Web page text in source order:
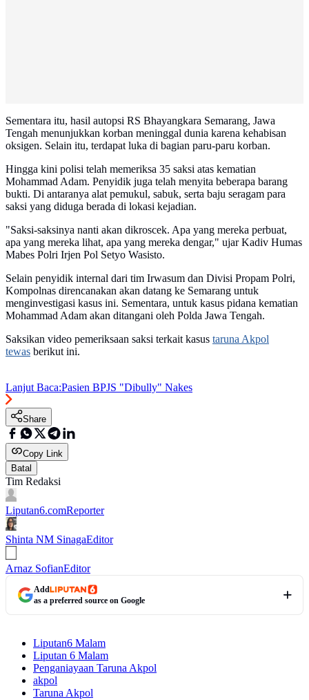
Sementara itu, hasil autopsi RS Bhayangkara Semarang, Jawa
Tengah menunjukkan korban meninggal dunia karena kehabisan
oksigen. Selain itu, terdapat luka di bagian paru-paru korban.
Hingga kini polisi telah memeriksa 35 saksi atas kematian
Mohammad Adam. Penyidik juga telah menyita beberapa barang
bukti. Di antaranya alat pemukul, sabuk, serta baju seragam para
saksi yang diduga berada di lokasi kejadian.
"Saksi-saksinya nanti akan dikroscek. Apa yang mereka perbuat,
apa yang mereka lihat, apa yang mereka dengar," ujar Kadiv Humas
Mabes Polri Irjen Pol Setyo Wasisto.
Selain penyidik internal dari tim Irwasum dan Divisi Propam Polri,
Kompolnas direncanakan akan datang ke Semarang untuk
menginvestigasi kasus ini. Sementara, untuk kasus pidana kematian
Mohammad Adam akan ditangani oleh Polda Jawa Tengah.
Saksikan video pemeriksaan saksi terkait kasus taruna Akpol
tewas berikut ini.
Lanjut Baca:Pasien BPJS "Dibully" Nakes
Share
Copy Link
Batal
Tim Redaksi
Liputan6.comReporter
Shinta NM SinagaEditor
Arnaz SofianEditor
Add
as a preferred source on Google
Liputan6 Malam
Liputan 6 Malam
Penganiayaan Taruna Akpol
akpol
Taruna Akpol